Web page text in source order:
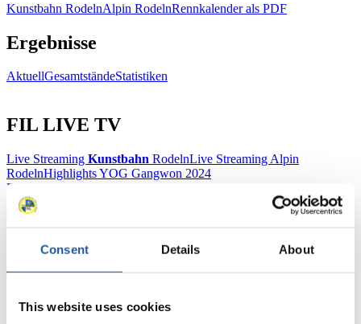
Consent Details About
This website uses cookies
Kunstbahn RodelnAlpin RodelnRennkalender als PDF
Ergebnisse
AktuellGesamtständeStatistiken
FIL LIVE TV
Live Streaming Kunstbahn RodelnLive Streaming Alpin
RodelnHighlights YOG Gangwon 2024
Ergebnis-Live-Ticker Kunstbahn
Tippspiel
Naturbahn
Für Presse- und Medienvertreter